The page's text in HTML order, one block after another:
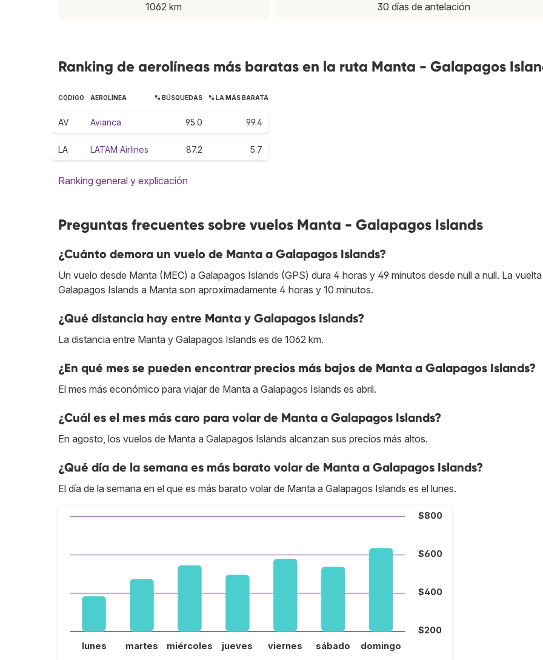
1062 km
30 días de antelación
Ranking de aerolíneas más baratas en la ruta Manta - Galapagos
CÓDIGO AEROLÍNEA % BÚSQUEDAS % LA MÁS BARATA
AV Avianca 95.0 99.4
LA LATAM Airlines 87.2 5.7
Ranking general y explicación
Preguntas frecuentes sobre vuelos Manta - Galapagos Islands
¿Cuánto demora un vuelo de Manta a Galapagos Islands?
Un vuelo desde Manta (MEC) a Galapagos Islands (GPS) dura 4 horas y 49 minutos desde null a null. La
Galapagos Islands a Manta son aproximadamente 4 horas y 10 minutos.
¿Qué distancia hay entre Manta y Galapagos Islands?
La distancia entre Manta y Galapagos Islands es de 1062 km.
¿En qué mes se pueden encontrar precios más bajos de Manta a Galapagos Islands?
El mes más económico para viajar de Manta a Galapagos Islands es abril.
¿Cuál es el mes más caro para volar de Manta a Galapagos Islands?
En agosto, los vuelos de Manta a Galapagos Islands alcanzan sus precios más altos.
¿Qué día de la semana es más barato volar de Manta a Galapagos Islands?
El día de la semana en el que es más barato volar de Manta a Galapagos Islands es el lunes.
$200
$400
$600
$800
lunes martes miércoles jueves viernes sábado domingo